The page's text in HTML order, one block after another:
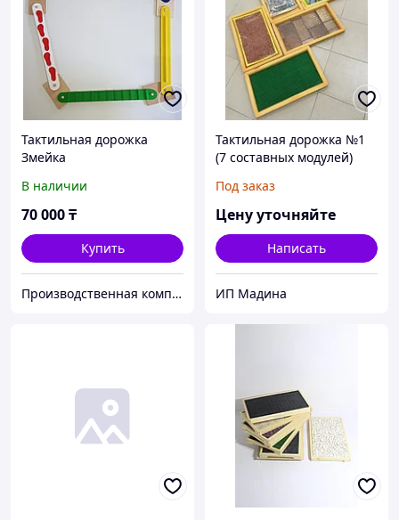
Тактильная дорожка
Змейка
В наличии
70 000₸
Купить
Производственная компания ТОО "Идиль"
Тактильная дорожка №1
(7 составных модулей)
Под заказ
Цену уточняйте
Написать
ИП Мадина